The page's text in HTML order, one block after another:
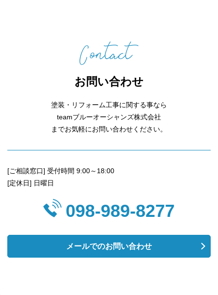
お問い合わせ
塗装・リフォーム工事に関する事なら
teamブルーオーシャンズ株式会社
までお気軽にお問い合わせください。
[ご相談窓口] 受付時間 9:00～18:00
[定休日] 日曜日
098-989-8277
メールでのお問い合わせ